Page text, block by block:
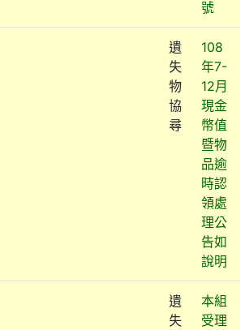
號
遺
失
物
協
尋
108
年7-
12月
現金
幣值
暨物
品逾
時認
領處
理公
告如
說明
遺
失
本組
受理